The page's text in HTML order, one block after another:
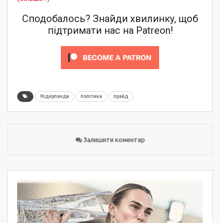
Сподобалось? Знайди хвилинку, щоб
підтримати нас на Patreon!
Нідерланди політика прайд
Залишити коментар